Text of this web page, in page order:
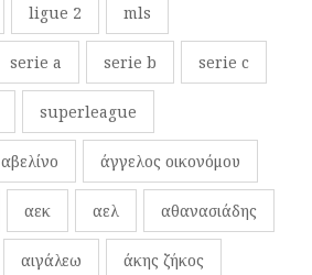
ligue 2 mls
serie a serie b serie c
superleague
αβελίνο άγγελος οικονόμου
αεκ αελ αθανασιάδης
αιγάλεω άκης ζήκος